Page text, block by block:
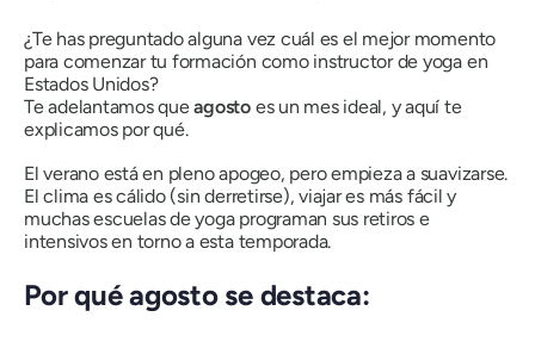
¿Te has preguntado alguna vez cuál es el mejor momento
para comenzar tu formación como instructor de yoga en
Estados Unidos?
Te adelantamos queagosto es un mes ideal, y aquí te
explicamos por qué.
El verano está en pleno apogeo, pero empieza a suavizarse.
El clima es cálido (sin derretirse), viajar es más fácil y
muchas escuelas de yoga programan sus retiros e
intensivos en torno a esta temporada.
Por qué agosto se destaca: